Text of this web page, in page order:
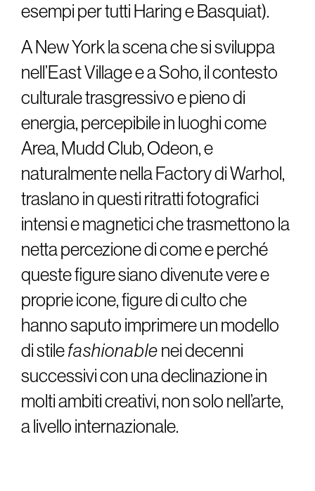
esempi per tutti Haring e Basquiat).
A New York la scena che si sviluppa
nell’East Village e a Soho, il contesto
culturale trasgressivo e pieno di
energia, percepibile in luoghi come
Area, Mudd Club, Odeon, e
naturalmente nella Factory di Warhol,
traslano in questi ritratti fotografici
intensi e magnetici che trasmettono la
netta percezione di come e perché
queste figure siano divenute vere e
proprie icone, figure di culto che
hanno saputo imprimere un modello
di stilefashionable nei decenni
successivi con una declinazione in
molti ambiti creativi, non solo nell’arte,
a livello internazionale.